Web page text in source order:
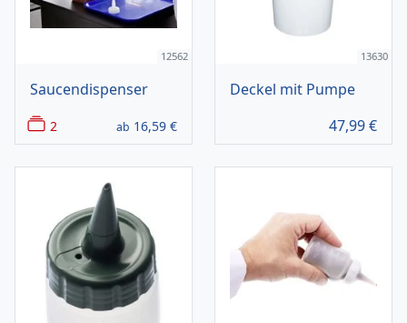
12562
Saucendispenser
2 ab 16,59 €
13630
Deckel mit Pumpe
47,99€